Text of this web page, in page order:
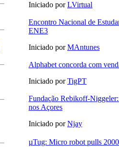
Iniciado porLVirtual
Encontro Nacional de
ENE3
Iniciado porMAntunes
Alphabet concorda com
Iniciado porTigPT
Fundação Rebikoff-
nos Açores
Iniciado porNjay
µTug: Micro robot pulls